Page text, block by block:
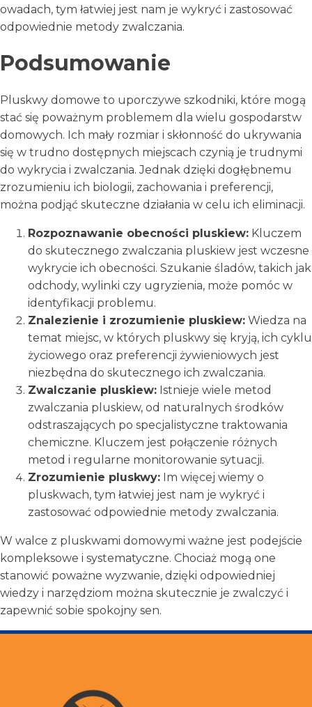
owadach, tym łatwiej jest nam je wykryć i zastosować
odpowiednie metody zwalczania.
Podsumowanie
Pluskwy domowe to uporczywe szkodniki, które mogą
stać się poważnym problemem dla wielu gospodarstw
domowych. Ich mały rozmiar i skłonność do ukrywania
się w trudno dostępnych miejscach czynią je trudnymi
do wykrycia i zwalczania. Jednak dzięki dogłębnemu
zrozumieniu ich biologii, zachowania i preferencji,
można podjąć skuteczne działania w celu ich eliminacji.
Rozpoznawanie obecności pluskiew: Kluczem
do skutecznego zwalczania pluskiew jest wczesne
wykrycie ich obecności. Szukanie śladów, takich jak
odchody, wylinki czy ugryzienia, może pomóc w
identyfikacji problemu.
Znalezienie i zrozumienie pluskiew: Wiedza na
temat miejsc, w których pluskwy się kryją, ich cyklu
życiowego oraz preferencji żywieniowych jest
niezbędna do skutecznego ich zwalczania.
Zwalczanie pluskiew: Istnieje wiele metod
zwalczania pluskiew, od naturalnych środków
odstraszających po specjalistyczne traktowania
chemiczne. Kluczem jest połączenie różnych
metod i regularne monitorowanie sytuacji.
Zrozumienie pluskwy: Im więcej wiemy o
pluskwach, tym łatwiej jest nam je wykryć i
zastosować odpowiednie metody zwalczania.
W walce z pluskwami domowymi ważne jest podejście
kompleksowe i systematyczne. Chociaż mogą one
stanowić poważne wyzwanie, dzięki odpowiedniej
wiedzy i narzędziom można skutecznie je zwalczyć i
zapewnić sobie spokojny sen.